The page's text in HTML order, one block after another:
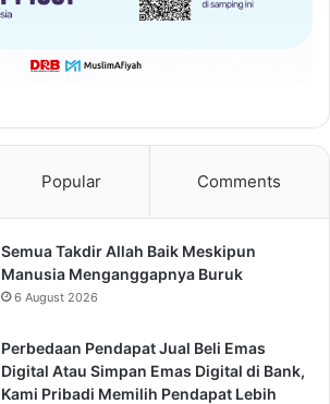
Popular Comments
Semua Takdir Allah Baik Meskipun
Manusia Menganggapnya Buruk
6 August 2026
Perbedaan Pendapat Jual Beli Emas
Digital Atau Simpan Emas Digital di Bank,
Kami Pribadi Memilih Pendapat Lebih